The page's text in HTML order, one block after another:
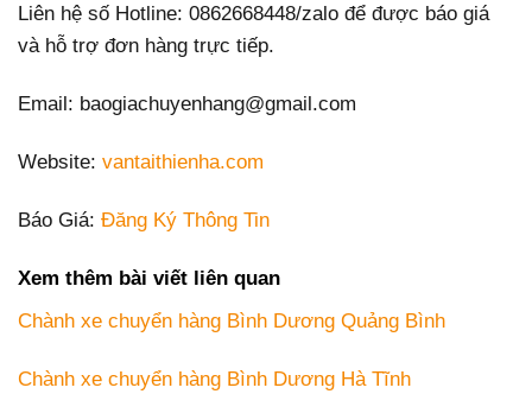
Liên hệ số Hotline: 0862668448/zalo để được báo giá
và hỗ trợ đơn hàng trực tiếp.
Email: baogiachuyenhang@gmail.com
Website: vantaithienha.com
Báo Giá: Đăng Ký Thông Tin
Xem thêm bài viết liên quan
Chành xe chuyển hàng Bình Dương Quảng Bình
Chành xe chuyển hàng Bình Dương Hà Tĩnh